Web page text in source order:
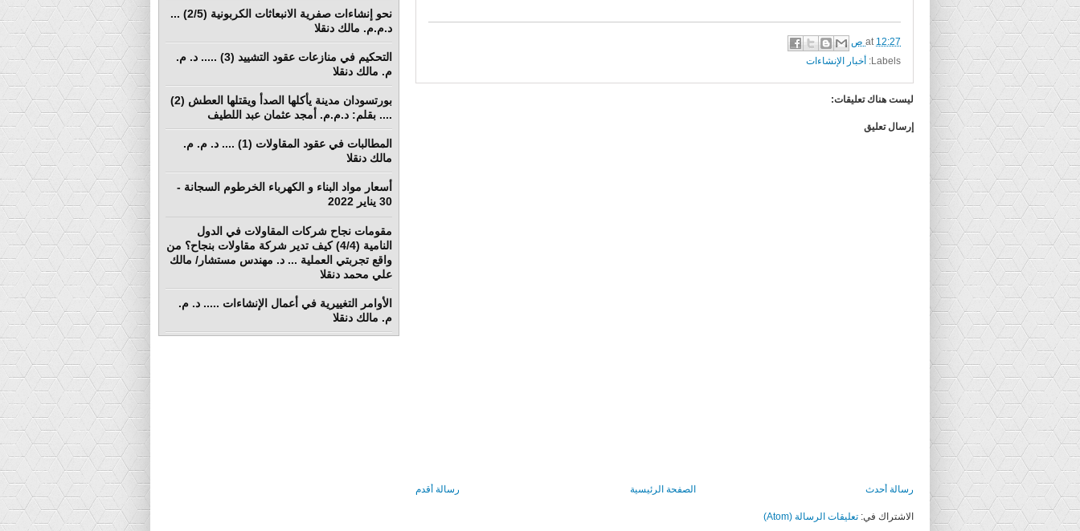
at 12:27 ص
Labels:
أخبار الإنشاءات
ليست هناك تعليقات:
إرسال تعليق
رسالة أحدث رسالة أقدم الصفحة الرئيسية
الاشتراك في: تعليقات الرسالة (Atom)
نحو إنشاءات صفرية الانبعاثات الكربونية (2/5) ...
د.م.م. مالك دنقلا
التحكيم في منازعات عقود التشييد (3) ..... د. م.
م. مالك دنقلا
بورتسودان مدينة يأكلها الصدأ ويقتلها العطش (2)
.... بقلم: د.م.م. أمجد عثمان عبد اللطيف
المطالبات في عقود المقاولات (1) .... د. م. م.
مالك دنقلا
أسعار مواد البناء و الكهرباء الخرطوم السجانة -
30 يناير 2022
مقومات نجاح شركات المقاولات في الدول
النامية (4/4) كيف تدير شركة مقاولات بنجاح؟ من
واقع تجربتي العملية ... د. مهندس مستشار/ مالك
علي محمد دنقلا
الأوامر التغييرية في أعمال الإنشاءات ..... د. م.
م. مالك دنقلا